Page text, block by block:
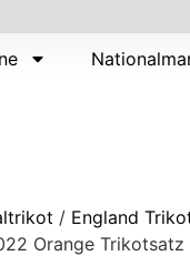
/ England
Orange Trikotsatz